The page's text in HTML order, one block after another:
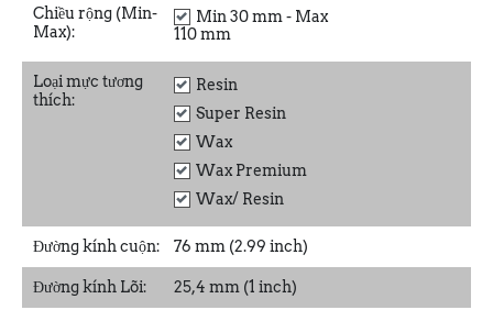
Chiều rộng (Min-
Max):
Min 30 mm - Max
110 mm
Loại mực tương
thích:
Resin
Super Resin
Wax
Wax Premium
Wax/ Resin
Đường kính cuộn: 76 mm (2.99 inch)
Đường kính Lõi: 25,4 mm (1 inch)